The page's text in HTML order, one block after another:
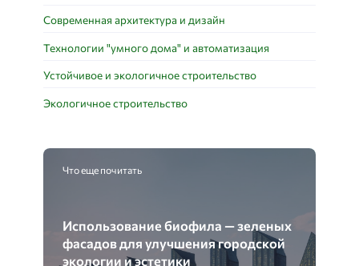
Современная архитектура и дизайн
Технологии "умного дома" и автоматизация
Устойчивое и экологичное строительство
Экологичное строительство
Что еще почитать
Использование биофила — зеленых
фасадов для улучшения городской
экологии и эстетики